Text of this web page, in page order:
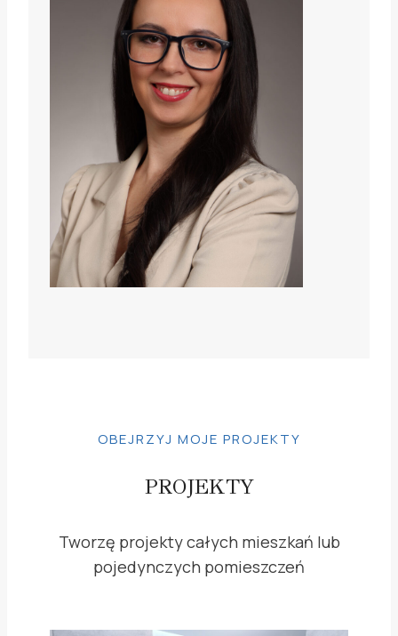
OBEJRZYJ MOJE PROJEKTY
PROJEKTY
Tworzę projekty całych mieszkań lub
pojedynczych pomieszczeń